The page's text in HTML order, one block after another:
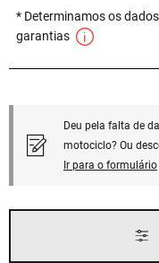
* Determinamos os
garantias
Deu pela falta de
motociclo? Ou
Ir para o formulário